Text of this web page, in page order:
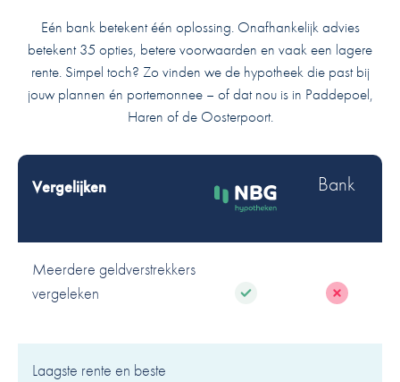
Eén bank betekent één oplossing. Onafhankelijk advies
betekent 35 opties, betere voorwaarden en vaak een lagere
rente. Simpel toch? Zo vinden we de hypotheek die past bij
jouw plannen én portemonnee – of dat nou is in Paddepoel,
Haren of de Oosterpoort.
Vergelijken Bank
Meerdere geldverstrekkers
vergeleken
Laagste rente en beste